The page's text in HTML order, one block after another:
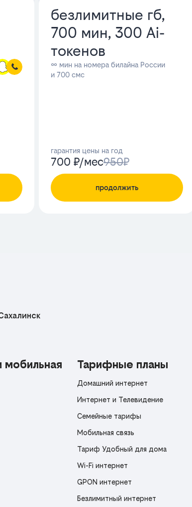
мобильная
Тарифные планы
Домашний интернет
Интернет и Телевидение
Семейные тарифы
Мобильная связь
Тариф Удобный для дома
Wi-Fi интернет
GPON интернет
Безлимитный интернет